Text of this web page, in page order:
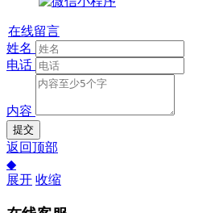
在线留言
姓名
电话
内容
提交
返回顶部
◆
展开 收缩